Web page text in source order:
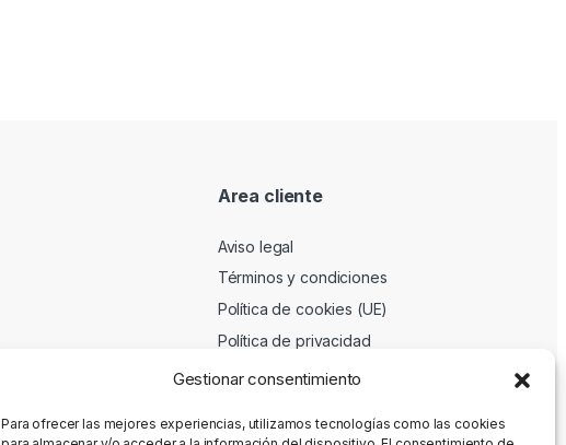
Gestionar consentimiento
Para ofrecer las mejores experiencias, utilizamos tecnologías como las cookies
Area cliente
Aviso legal
Términos y condiciones
Política de cookies (UE)
Política de privacidad